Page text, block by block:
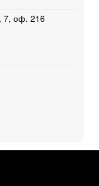
7, оф. 216